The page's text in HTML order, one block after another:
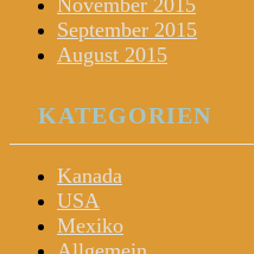
September 2015
August 2015
KATEGORIEN
Kanada
USA
Mexiko